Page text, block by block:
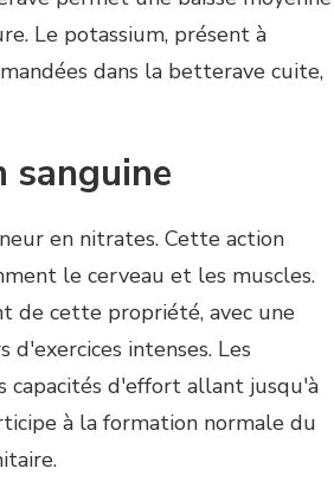
Le potassium, présent à
dans la betterave cuite,
sanguine
en nitrates. Cette action
le cerveau et les muscles.
de cette propriété, avec une
intenses. Les
capacités d'effort allant jusqu'à
à la formation normale du